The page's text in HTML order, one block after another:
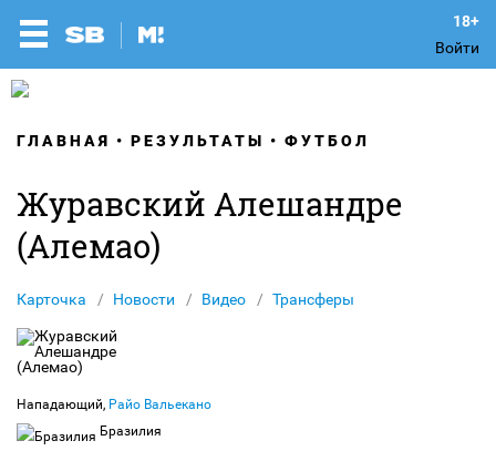
Войти
ГЛАВНАЯ РЕЗУЛЬТАТЫ ФУТБОЛ
Журавский Алешандре
(Алемао)
Карточка Новости Видео Трансферы
Нападающий, Райо Вальекано
Бразилия